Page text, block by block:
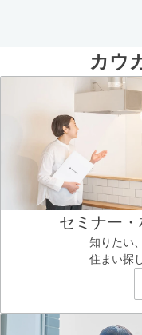
カウ
セミナー
知りたい
住まい探